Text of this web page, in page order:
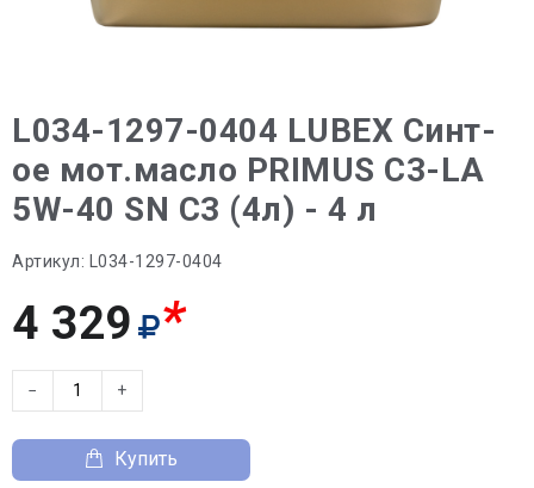
L034-1297-0404 LUBEX Синт-
ое мот.масло PRIMUS C3-LA
5W-40 SN C3 (4л) - 4 л
Артикул: L034-1297-0404
4 329 *
− +
Купить